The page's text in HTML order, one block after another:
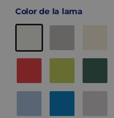
Color de la lama